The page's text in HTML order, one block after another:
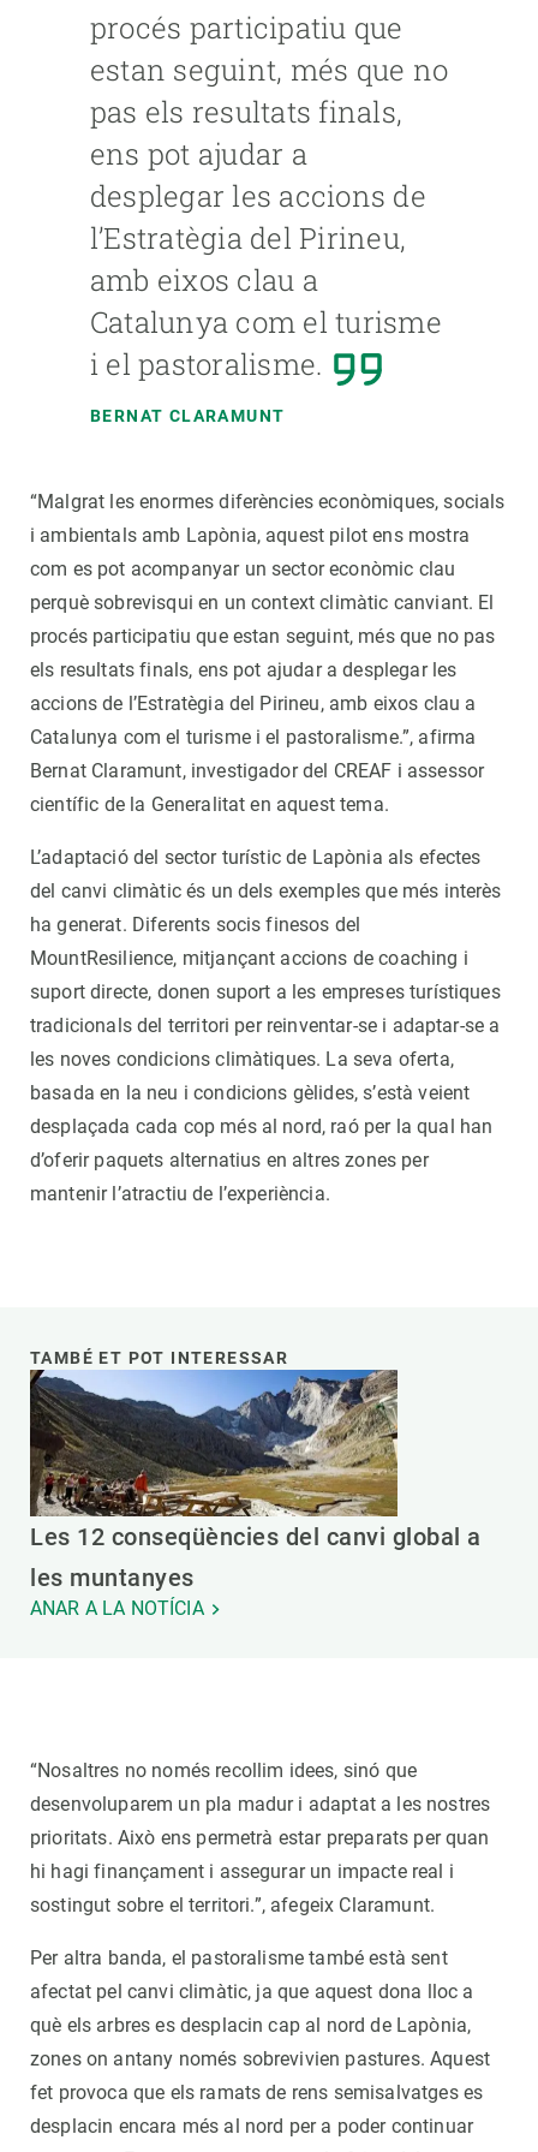
procés participatiu que
estan seguint, més que no
pas els resultats finals,
ens pot ajudar a
desplegar les accions de
l’Estratègia del Pirineu,
amb eixos clau a
Catalunya com el turisme
i el pastoralisme.
BERNAT CLARAMUNT
“Malgrat les enormes diferències econòmiques, socials
i ambientals amb Lapònia, aquest pilot ens mostra
com es pot acompanyar un sector econòmic clau
perquè sobrevisqui en un context climàtic canviant. El
procés participatiu que estan seguint, més que no pas
els resultats finals, ens pot ajudar a desplegar les
accions de l’Estratègia del Pirineu, amb eixos clau a
Catalunya com el turisme i el pastoralisme.”, afirma
Bernat Claramunt, investigador del CREAF i assessor
científic de la Generalitat en aquest tema.
L’adaptació del sector turístic de Lapònia als efectes
del canvi climàtic és un dels exemples que més interès
ha generat. Diferents socis finesos del
MountResilience, mitjançant accions de coaching i
suport directe, donen suport a les empreses turístiques
tradicionals del territori per reinventar-se i adaptar-se a
les noves condicions climàtiques. La seva oferta,
basada en la neu i condicions gèlides, s’està veient
desplaçada cada cop més al nord, raó per la qual han
d’oferir paquets alternatius en altres zones per
mantenir l’atractiu de l’experiència.
TAMBÉ ET POT INTERESSAR
Les 12 conseqüències del canvi global a
les muntanyes
ANAR A LA NOTÍCIA
“Nosaltres no només recollim idees, sinó que
desenvoluparem un pla madur i adaptat a les nostres
prioritats. Això ens permetrà estar preparats per quan
hi hagi finançament i assegurar un impacte real i
sostingut sobre el territori.”, afegeix Claramunt.
Per altra banda, el pastoralisme també està sent
afectat pel canvi climàtic, ja que aquest dona lloc a
què els arbres es desplacin cap al nord de Lapònia,
zones on antany només sobrevivien pastures. Aquest
fet provoca que els ramats de rens semisalvatges es
desplacin encara més al nord per a poder continuar